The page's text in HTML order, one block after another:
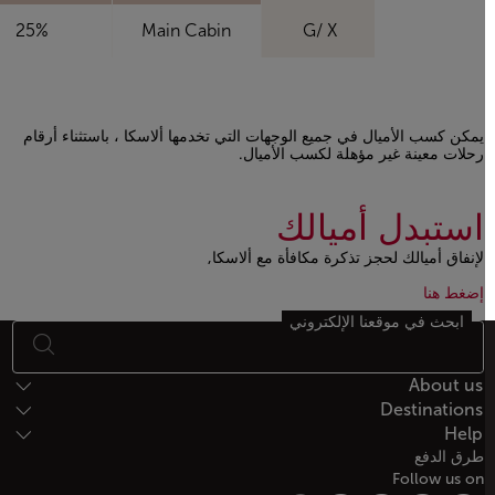
G/ X
Main Cabin
25%
يمكن كسب الأميال في جميع الوجهات التي تخدمها ألاسكا ، باستثناء أرقام
رحلات معينة غير مؤهلة لكسب الأميال.
استبدل أميالك
لإنفاق أميالك لحجز تذكرة مكافأة مع ألاسكا,
Open in a new window
إضغط هناOpen in a new window
أسفل الصفحة خريطة الموقع
ابحث في موقعنا الإلكتروني
About us
Destinations
Help
طرق الدفع
Follow us on